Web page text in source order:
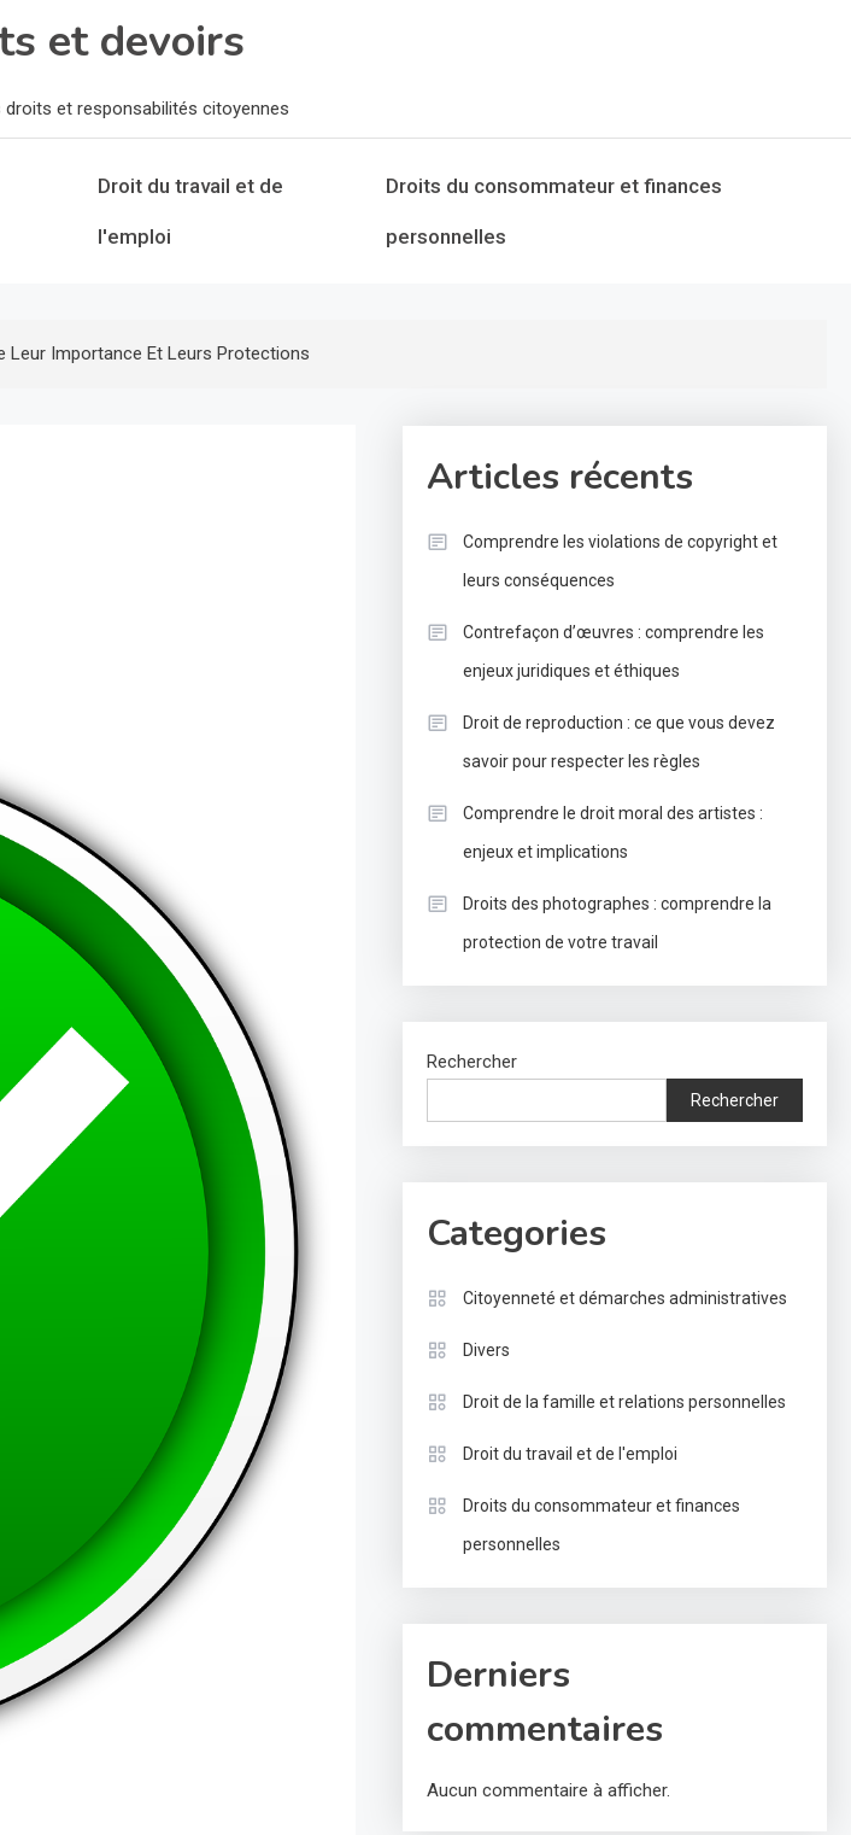
et devoirs
droits et responsabilités citoyennes
Droit du travail et de
l'emploi
Droits du consommateur et finances
personnelles
Leur Importance Et Leurs Protections
Articles récents
Comprendre les violations de copyright et
leurs conséquences
Contrefaçon d’œuvres : comprendre les
enjeux juridiques et éthiques
Droit de reproduction : ce que vous devez
savoir pour respecter les règles
Comprendre le droit moral des artistes :
enjeux et implications
Droits des photographes : comprendre la
protection de votre travail
Rechercher
Rechercher
Categories
Citoyenneté et démarches administratives
Divers
Droit de la famille et relations personnelles
Droit du travail et de l'emploi
Droits du consommateur et finances
personnelles
Derniers
commentaires
Aucun commentaire à afficher.